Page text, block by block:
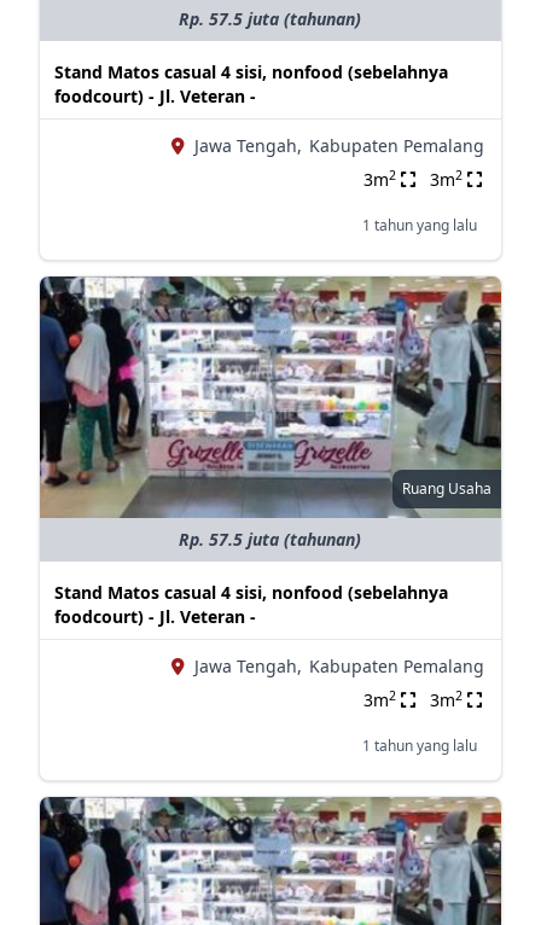
Rp. 57.5 juta (tahunan)
Stand Matos casual 4 sisi, nonfood (sebelahnya
foodcourt) - Jl. Veteran -
Jawa Tengah, Kabupaten Pemalang
3m2 3m2
1 tahun yang lalu
Ruang Usaha
Rp. 57.5 juta (tahunan)
Stand Matos casual 4 sisi, nonfood (sebelahnya
foodcourt) - Jl. Veteran -
Jawa Tengah, Kabupaten Pemalang
3m2 3m2
1 tahun yang lalu